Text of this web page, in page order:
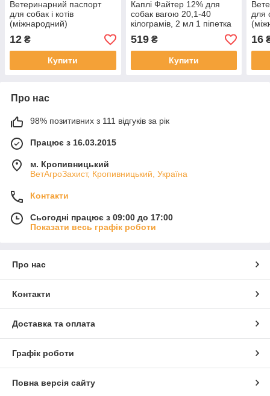
Ветеринарний паспорт
для собак і котів
(міжнародний)
12 ₴
Купити
Каплі Файтер 12% для
собак вагою 20,1-40
кілограмів, 2 мл 1 піпетка
519₴
Купити
для
16
Про нас
98% позитивних з 111 відгуків за рік
Працює з 16.03.2015
м. Кропивницький
ВетАгроЗахист, Кропивницький, Україна
Контакти
Сьогодні працює з 09:00 до 17:00
Показати весь графік роботи
Про нас
Контакти
Доставка та оплата
Графік роботи
Повна версія сайту